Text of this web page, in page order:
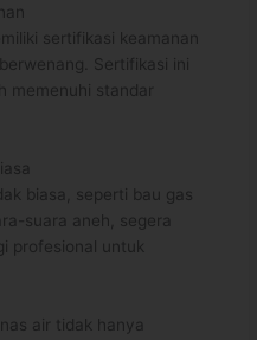
sertifikasi keamanan
Sertifikasi ini
memenuhi standar
biasa, seperti bau gas
suara aneh, segera
profesional untuk
air tidak hanya